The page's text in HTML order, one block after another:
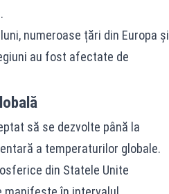
numeroase țări din Europa și
au fost afectate de
să se dezvolte până la
a temperaturilor globale.
din Statele Unite